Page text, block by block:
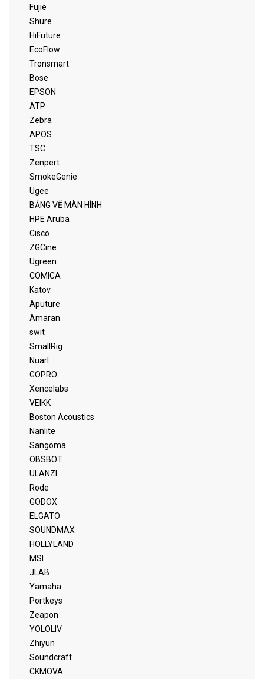
Fujie
Shure
HiFuture
EcoFlow
Tronsmart
Bose
EPSON
ATP
Zebra
APOS
TSC
Zenpert
SmokeGenie
Ugee
BẢNG VẼ MÀN HÌNH
HPE Aruba
Cisco
ZGCine
Ugreen
COMICA
Katov
Aputure
Amaran
swit
SmallRig
Nuarl
GOPRO
Xencelabs
VEIKK
Boston Acoustics
Nanlite
Sangoma
OBSBOT
ULANZI
Rode
GODOX
ELGATO
SOUNDMAX
HOLLYLAND
MSI
JLAB
Yamaha
Portkeys
Zeapon
YOLOLIV
Zhiyun
Soundcraft
CKMOVA